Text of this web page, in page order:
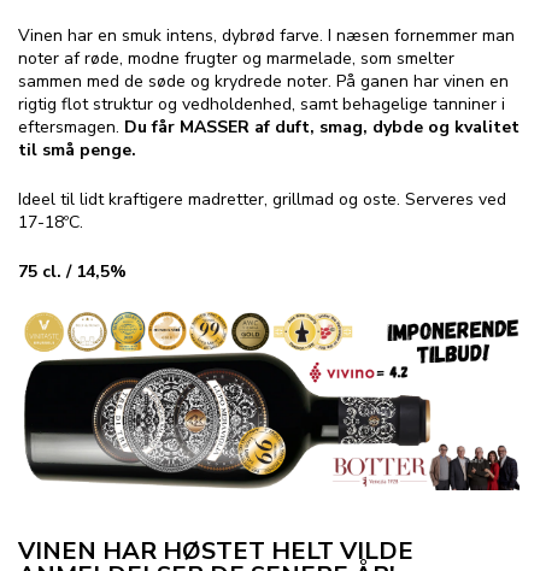
Vinen har en smuk intens, dybrød farve. I næsen fornemmer man
noter af røde, modne frugter og marmelade, som smelter
sammen med de søde og krydrede noter. På ganen har vinen en
rigtig flot struktur og vedholdenhed, samt behagelige tanniner i
eftersmagen. Du får MASSER af duft, smag, dybde og kvalitet
til små penge.
Ideel til lidt kraftigere madretter, grillmad og oste. Serveres ved
17-18ºC.
75 cl. / 14,5%
VINEN HAR HØSTET HELT VILDE